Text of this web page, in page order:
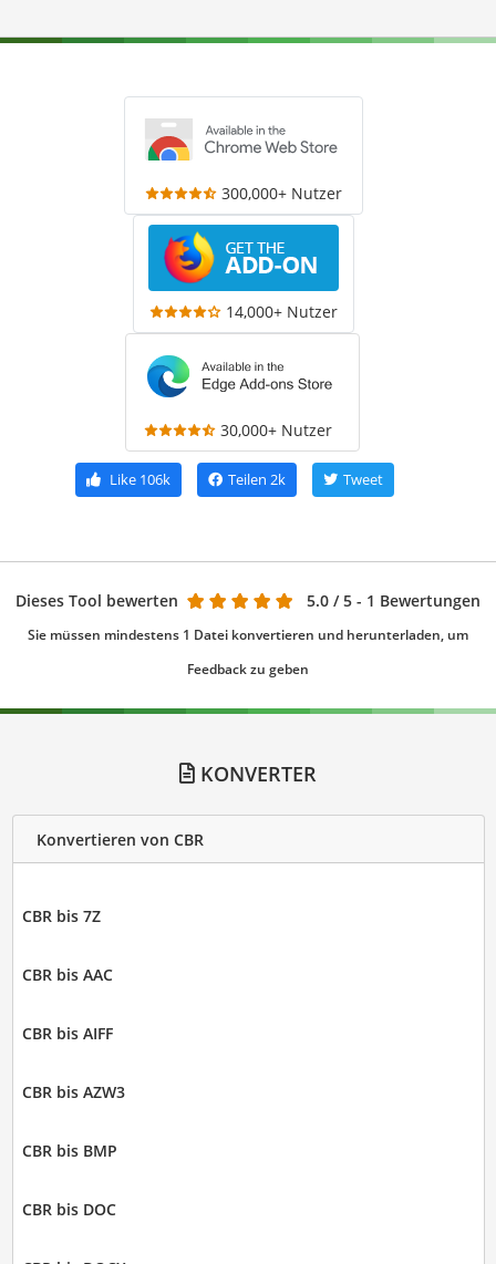
300,000+ Nutzer
14,000+ Nutzer
30,000+ Nutzer
Like 106k Teilen 2k Tweet
Dieses Tool bewerten 5.0 / 5 - 1 Bewertungen
Sie müssen mindestens 1 Datei konvertieren und herunterladen, um
Feedback zu geben
KONVERTER
Konvertieren von CBR
CBR bis 7Z
CBR bis AAC
CBR bis AIFF
CBR bis AZW3
CBR bis BMP
CBR bis DOC